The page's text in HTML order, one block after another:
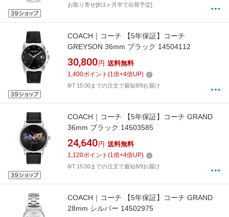
お取り寄せ[約1ヶ月半で出荷予定]
COACH｜コーチ 【5年保証】コーチ
GREYSON 36mm ブラック 14504112
30,800 円 送料無料
1,400ポイント (1倍+4倍UP)
8/7 15:00までの注文で最短8/9お届け
COACH｜コーチ 【5年保証】コーチ GRAND
36mm ブラック 14503585
24,640 円 送料無料
1,120ポイント (1倍+4倍UP)
8/7 15:00までの注文で最短8/9お届け
COACH｜コーチ 【5年保証】コーチ GRAND
28mm シルバー 14502975